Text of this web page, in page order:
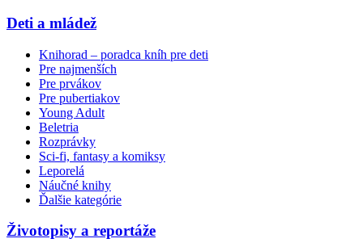
Deti a mládež
Knihorad – poradca kníh pre deti
Pre najmenších
Pre prvákov
Pre pubertiakov
Young Adult
Beletria
Rozprávky
Sci-fi, fantasy a komiksy
Leporelá
Náučné knihy
Ďalšie kategórie
Životopisy a reportáže